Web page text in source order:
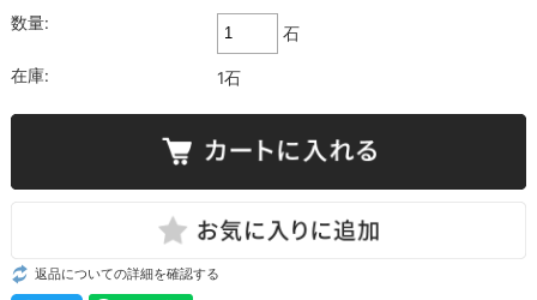
数量:
石
在庫: 1石
返品についての詳細を確認する